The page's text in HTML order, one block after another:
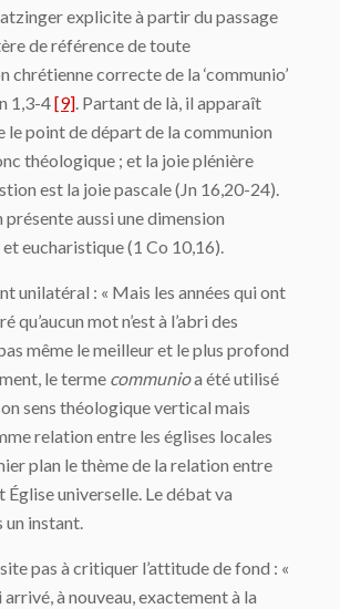
explicite à partir du passage
de référence de toute
chrétienne correcte de la ‘communio’
1,3-4[9]. Partant de là, il apparaît
le point de départ de la communion
théologique ; et la joie plénière
est la joie pascale (Jn 16,20-24).
présente aussi une dimension
eucharistique (1 Co 10,16).
unilatéral : « Mais les années qui ont
qu’aucun mot n’est à l’abri des
même le meilleur et le plus profond
le terme communioa été utilisé
sens théologique vertical mais
relation entre les églises locales
plan le thème de la relation entre
Église universelle. Le débat va
un instant.
pas à critiquer l’attitude de fond : «
arrivé, à nouveau, exactement à la